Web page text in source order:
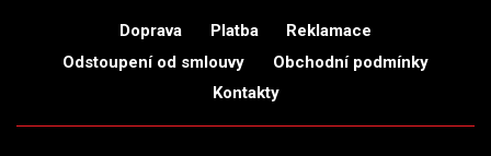
Doprava Platba
Reklamace
Odstoupení od smlouvy
Obchodní podmínky
Kontakty